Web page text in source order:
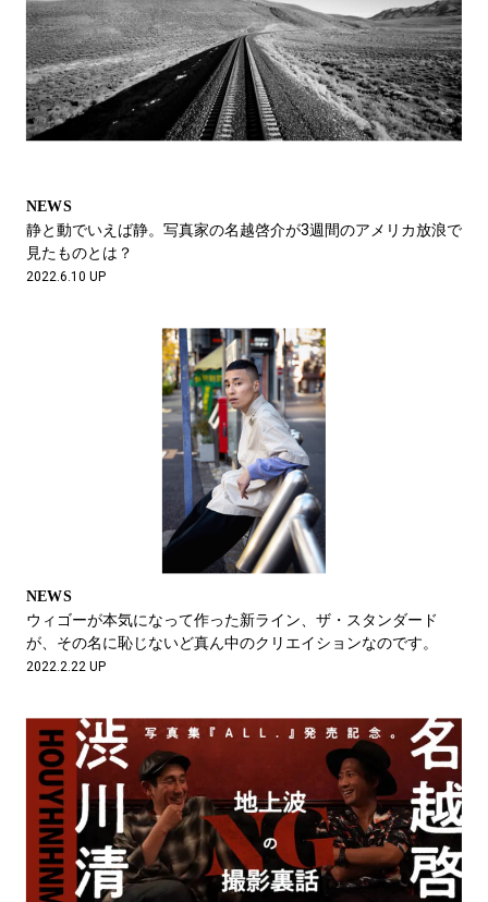
NEWS
静と動でいえば静。写真家の名越啓介が3週間のアメリカ放浪で
見たものとは？ 
2022.6.10 UP
NEWS
ウィゴーが本気になって作った新ライン、ザ・スタンダード
が、その名に恥じないど真ん中のクリエイションなのです。
2022.2.22 UP